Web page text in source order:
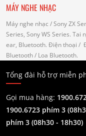
MÁY NGHE NHẠC
Máy nghe nhạc / Sony ZX
Series, Sony WS Series. Tai
ear, Bluetooth. Điện thoại /
Bluetooth/ Loa Bluetooth.
Tổng đài hỗ trợ miễn
Gọi mua hàng:
1900.6723 phím 3
phím 3 (08h30 - 18h30)